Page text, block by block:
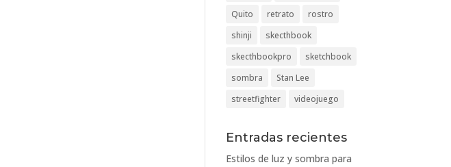
Quito
retrato
rostro
shinji
skecthbook
skecthbookpro
sketchbook
sombra
Stan Lee
streetfighter
videojuego
Entradas recientes
Estilos de luz y sombra para